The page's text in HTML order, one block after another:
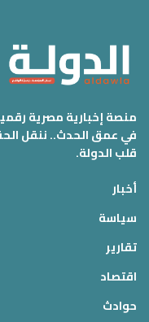
منصة إخبارية مصرية
في عمق الحدث.. ننقل
قلب الدولة.
أخبار
سياسة
تقارير
اقتصاد
حوادث